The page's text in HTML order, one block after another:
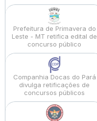
Prefeitura de Primavera do
Leste - MT retifica edital de
concurso público
Companhia Docas do Pará
divulga retificações de
concursos públicos